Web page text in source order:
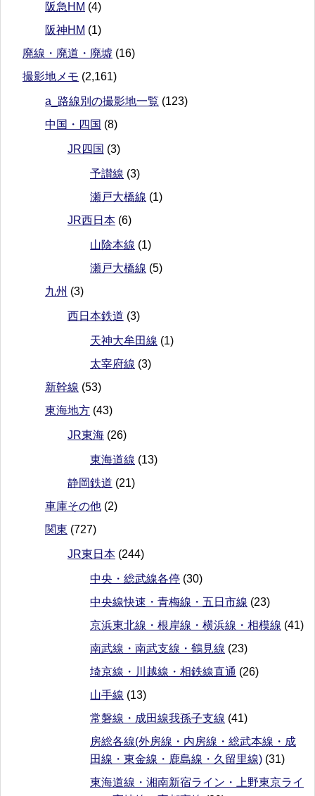
阪急HM (4)
阪神HM (1)
廃線・廃道・廃墟 (16)
撮影地メモ (2,161)
a_路線別の撮影地一覧 (123)
中国・四国 (8)
JR四国 (3)
予讃線 (3)
瀬戸大橋線 (1)
JR西日本 (6)
山陰本線 (1)
瀬戸大橋線 (5)
九州 (3)
西日本鉄道 (3)
天神大牟田線 (1)
太宰府線 (3)
新幹線 (53)
東海地方 (43)
JR東海 (26)
東海道線 (13)
静岡鉄道 (21)
車庫その他 (2)
関東 (727)
JR東日本 (244)
中央・総武線各停 (30)
中央線快速・青梅線・五日市線 (23)
京浜東北線・根岸線・横浜線・相模線 (41)
南武線・南武支線・鶴見線 (23)
埼京線・川越線・相鉄線直通 (26)
山手線 (13)
常磐線・成田線我孫子支線 (41)
房総各線(外房線・内房線・総武本線・成
田線・東金線・鹿島線・久留里線) (31)
東海道線・湘南新宿ライン・上野東京ライ